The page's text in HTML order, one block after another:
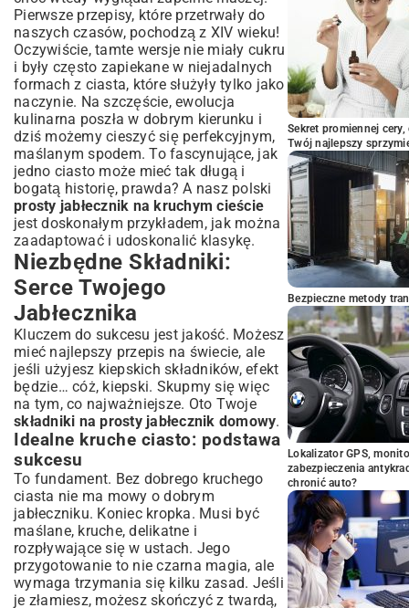
ciasta?
Jak uniknąć zakalca w jabłeczniku?
Co zrobić, gdy jabłka puszczą za dużo
soku?
Podsumowanie: Smak Tradycji w Prostej
Formie
Pierwsze przepisy, które przetrwały do
naszych czasów, pochodzą z XIV wieku!
Oczywiście, tamte wersje nie miały cukru
i były często zapiekane w niejadalnych
formach z ciasta, które służyły tylko jako
naczynie. Na szczęście, ewolucja
kulinarna poszła w dobrym kierunku i
dziś możemy cieszyć się perfekcyjnym,
maślanym spodem. To fascynujące, jak
jedno ciasto może mieć tak długą i
bogatą historię, prawda? A nasz polski
prosty jabłecznik na kruchym cieście
jest doskonałym przykładem, jak można
zaadaptować i udoskonalić klasykę.
Niezbędne Składniki:
Serce Twojego
Jabłecznika
Kluczem do sukcesu jest jakość. Możesz
mieć najlepszy przepis na świecie, ale
jeśli użyjesz kiepskich składników, efekt
będzie… cóż, kiepski. Skupmy się więc
na tym, co najważniejsze. Oto Twoje
składniki na prosty jabłecznik domowy.
Idealne kruche ciasto: podstawa
sukcesu
To fundament. Bez dobrego kruchego
ciasta nie ma mowy o dobrym
jabłeczniku. Koniec kropka. Musi być
maślane, kruche, delikatne i
rozpływające się w ustach. Jego
przygotowanie to nie czarna magia, ale
wymaga trzymania się kilku zasad. Jeśli
je złamiesz, możesz skończyć z twardą,
Sekret promiennej
Twój najlepszy
Bezpieczne metody
Lokalizator GPS,
zabezpieczenia
chronić auto?